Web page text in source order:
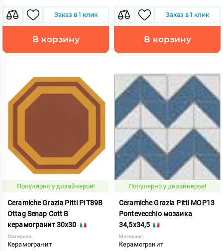
Заказ в 1 клик
В корзину
Заказ в 1 клик
В корзину
Популярно у дизайнеров!
Ceramiche Grazia Pitti PIT89B
Ottag Senap Cott B
керамогранит 30x30
Материал:
Керамогранит
Популярно у дизайнеров!
Ceramiche Grazia Pitti MOP13
Pontevecchio мозаика
34,5x34,5
Материал:
Керамогранит